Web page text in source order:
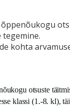
tegemine.
kohta
otsuste
klassi (1.-8. kl),